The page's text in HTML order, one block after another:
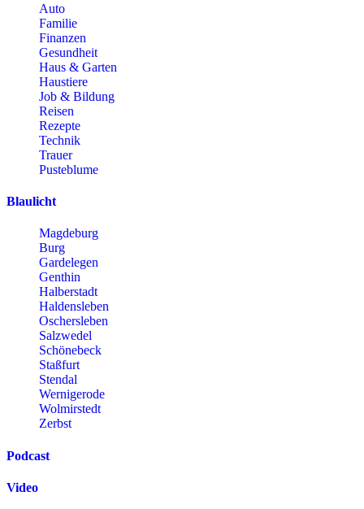
Auto
Familie
Finanzen
Gesundheit
Haus & Garten
Haustiere
Job & Bildung
Reisen
Rezepte
Technik
Trauer
Pusteblume
Blaulicht
Magdeburg
Burg
Gardelegen
Genthin
Halberstadt
Haldensleben
Oschersleben
Salzwedel
Schönebeck
Staßfurt
Stendal
Wernigerode
Wolmirstedt
Zerbst
Podcast
Video